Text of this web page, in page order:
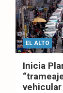
EL ALTO
Inicia
vehicular